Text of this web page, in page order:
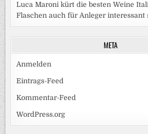
Luca Maroni kürt die besten Weine
Flaschen auch für Anleger interessant
META
Anmelden
Eintrags-Feed
Kommentar-Feed
WordPress.org